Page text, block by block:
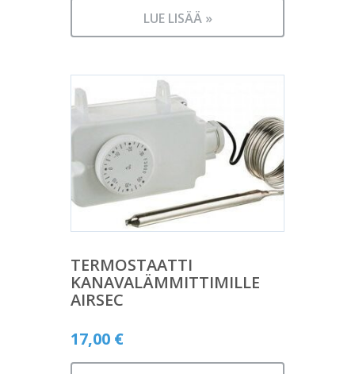
LUE LISÄÄ »
TERMOSTAATTI
KANAVALÄMMITTIMILLE
AIRSEC
17,00 €